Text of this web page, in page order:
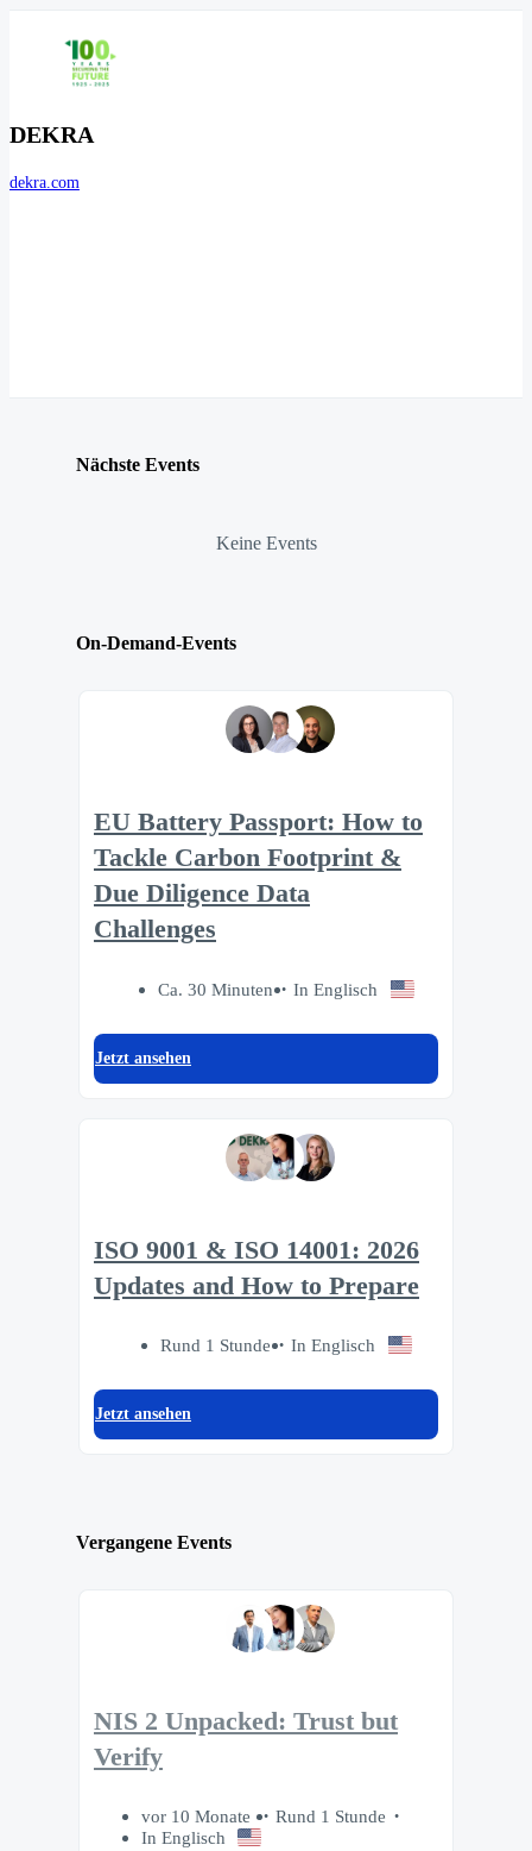
DEKRA
dekra.com
Nächste Events
Keine Events
On-Demand-Events
EU Battery Passport: How to
Tackle Carbon Footprint &
Due Diligence Data
Challenges
Ca. 30 Minuten In Englisch
Jetzt ansehen
ISO 9001 & ISO 14001: 2026
Updates and How to Prepare
Rund 1 Stunde In Englisch
Jetzt ansehen
Vergangene Events
NIS 2 Unpacked: Trust but
Verify
vor 10 Monate
Rund 1 Stunde
In Englisch